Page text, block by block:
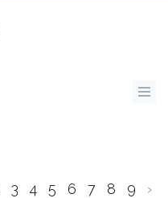
3 4 5 6 7 8 9 ›